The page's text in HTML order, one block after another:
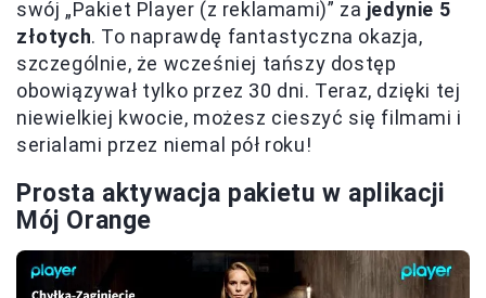
swój „Pakiet Player (z reklamami)” za jedynie 5
złotych. To naprawdę fantastyczna okazja,
szczególnie, że wcześniej tańszy dostęp
obowiązywał tylko przez 30 dni. Teraz, dzięki tej
niewielkiej kwocie, możesz cieszyć się filmami i
serialami przez niemal pół roku!
Prosta aktywacja pakietu w aplikacji
Mój Orange